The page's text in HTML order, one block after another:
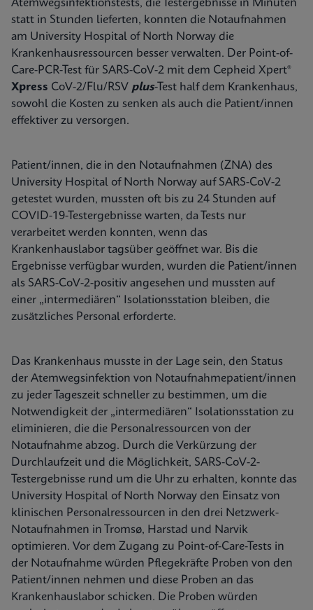
Atemwegsinfektionstests, die Testergebnisse in Minuten
statt in Stunden lieferten, konnten die Notaufnahmen
am University Hospital of North Norway die
Krankenhausressourcen besser verwalten. Der Point-of-
Care-PCR-Test für SARS-CoV-2 mit dem Cepheid Xpert®
Xpress CoV-2/Flu/RSV plus-Test half dem Krankenhaus,
sowohl die Kosten zu senken als auch die Patient/innen
effektiver zu versorgen.
Patient/innen, die in den Notaufnahmen (ZNA) des
University Hospital of North Norway auf SARS-CoV-2
getestet wurden, mussten oft bis zu 24 Stunden auf
COVID-19-Testergebnisse warten, da Tests nur
verarbeitet werden konnten, wenn das
Krankenhauslabor tagsüber geöffnet war. Bis die
Ergebnisse verfügbar wurden, wurden die Patient/innen
als SARS-CoV-2-positiv angesehen und mussten auf
einer „intermediären“ Isolationsstation bleiben, die
zusätzliches Personal erforderte.
Das Krankenhaus musste in der Lage sein, den Status
der Atemwegsinfektion von Notaufnahmepatient/innen
zu jeder Tageszeit schneller zu bestimmen, um die
Notwendigkeit der „intermediären“ Isolationsstation zu
eliminieren, die die Personalressourcen von der
Notaufnahme abzog. Durch die Verkürzung der
Durchlaufzeit und die Möglichkeit, SARS-CoV-2-
Testergebnisse rund um die Uhr zu erhalten, konnte das
University Hospital of North Norway den Einsatz von
klinischen Personalressourcen in den drei Netzwerk-
Notaufnahmen in Tromsø, Harstad und Narvik
optimieren. Vor dem Zugang zu Point-of-Care-Tests in
der Notaufnahme würden Pflegekräfte Proben von den
Patient/innen nehmen und diese Proben an das
Krankenhauslabor schicken. Die Proben würden